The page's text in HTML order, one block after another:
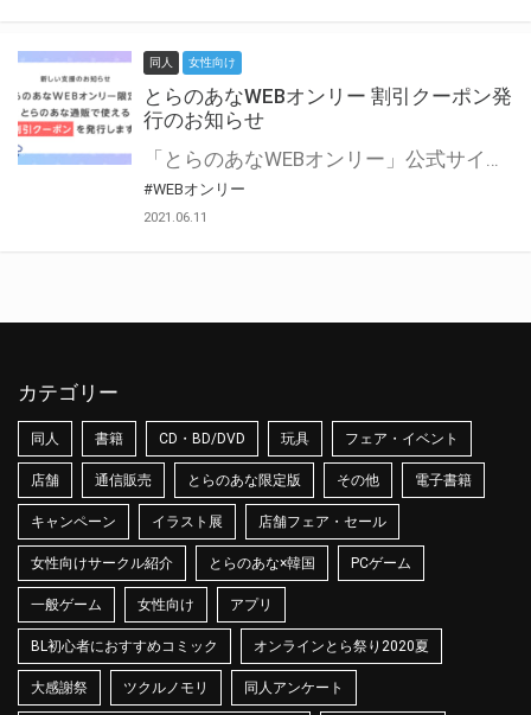
同人 女性向け
とらのあなWEBオンリー 割引クーポン発
行のお知らせ
「とらのあなWEBオンリー」公式サイトでとらのあな通販の「割引クーポン」を配布中！ イベントごとに開催当日限定で使える割引クーポンのシリアルコードを発行します。 とらのあなWEBオンリーのページをチェックして、イベント当日にお得にお買い物を楽しみましょう♪ ※本キャンペーンは予告なく終了する場合がございます。 とらのあなWEBオンリーサイトはこちら
#WEBオンリー
2021.06.11
カテゴリー
同人 書籍 CD・BD/DVD 玩具 フェア・イベント
店舗 通信販売 とらのあな限定版 その他 電子書籍
キャンペーン イラスト展 店舗フェア・セール
女性向けサークル紹介 とらのあな×韓国 PCゲーム
一般ゲーム 女性向け アプリ
BL初心者におすすめコミック オンラインとら祭り2020夏
大感謝祭 ツクルノモリ 同人アンケート